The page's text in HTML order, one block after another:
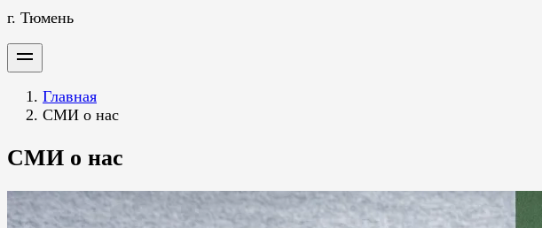
г. Тюмень
Главная
СМИ о нас
СМИ о нас